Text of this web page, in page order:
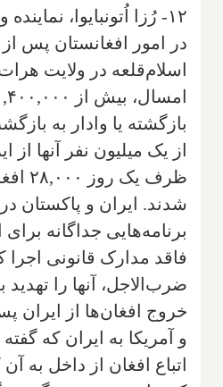
۱۲- رُزا اُتونبایوا،
در امور افغانستان پس از
اسلام‌قلعه در ولایت
بازگشته یا وادار به
از یک میلیون نفر آنها از
ظرف
برنامه‌هایی جداگانه
فاقد مدارک قانونی اجرا
ضرب‌الاجل، آنها را تهدید
خروج افغان‌ها از ایران
و آمریکا به ایران که
اتباع افغان از داخل به